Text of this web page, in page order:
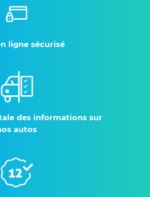
ligne sécurisé
des informations sur
autos